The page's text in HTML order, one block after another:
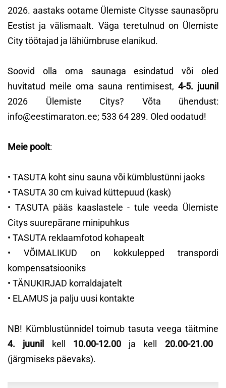
2026. aastaks ootame Ülemiste Citysse saunasõpru
Eestist ja välismaalt. Väga teretulnud on Ülemiste
City töötajad ja lähiümbruse elanikud.
Soovid olla oma saunaga esindatud või oled
huvitatud meile oma sauna rentimisest, 4-5. juunil
2026 Ülemiste Citys? Võta ühendust:
info@eestimaraton.ee; 533 64 289. Oled oodatud!
Meie poolt:
• TASUTA koht sinu sauna või kümblustünni jaoks
• TASUTA 30 cm kuivad küttepuud (kask)
• TASUTA pääs kaaslastele - tule veeda Ülemiste
Citys suurepärane minipuhkus
• TASUTA reklaamfotod kohapealt
• VÕIMALIKUD on kokkulepped transpordi
kompensatsiooniks
• TÄNUKIRJAD korraldajatelt
• ELAMUS ja palju uusi kontakte
NB! Kümblustünnidel toimub tasuta veega täitmine
4. juunil kell 10.00-12.00ja kell 20.00-21.00
(järgmiseks päevaks).